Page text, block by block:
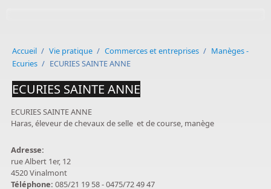
Accueil / Vie pratique / Commerces et entreprises / Manèges -
Ecuries / ECURIES SAINTE ANNE
ECURIES SAINTE ANNE
ECURIES SAINTE ANNE
Haras, éleveur de chevaux de selle et de course, manège
Adresse:
rue Albert 1er, 12
4520 Vinalmont
Téléphone:085/21 19 58 - 0475/72 49 47